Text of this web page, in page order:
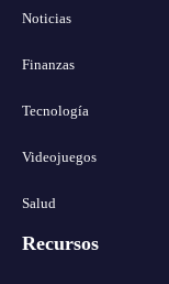
Noticias
Finanzas
Tecnología
Videojuegos
Salud
Recursos